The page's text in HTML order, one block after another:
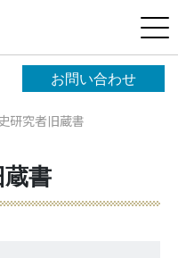
お問い合わせ
研究者旧蔵書
蔵書